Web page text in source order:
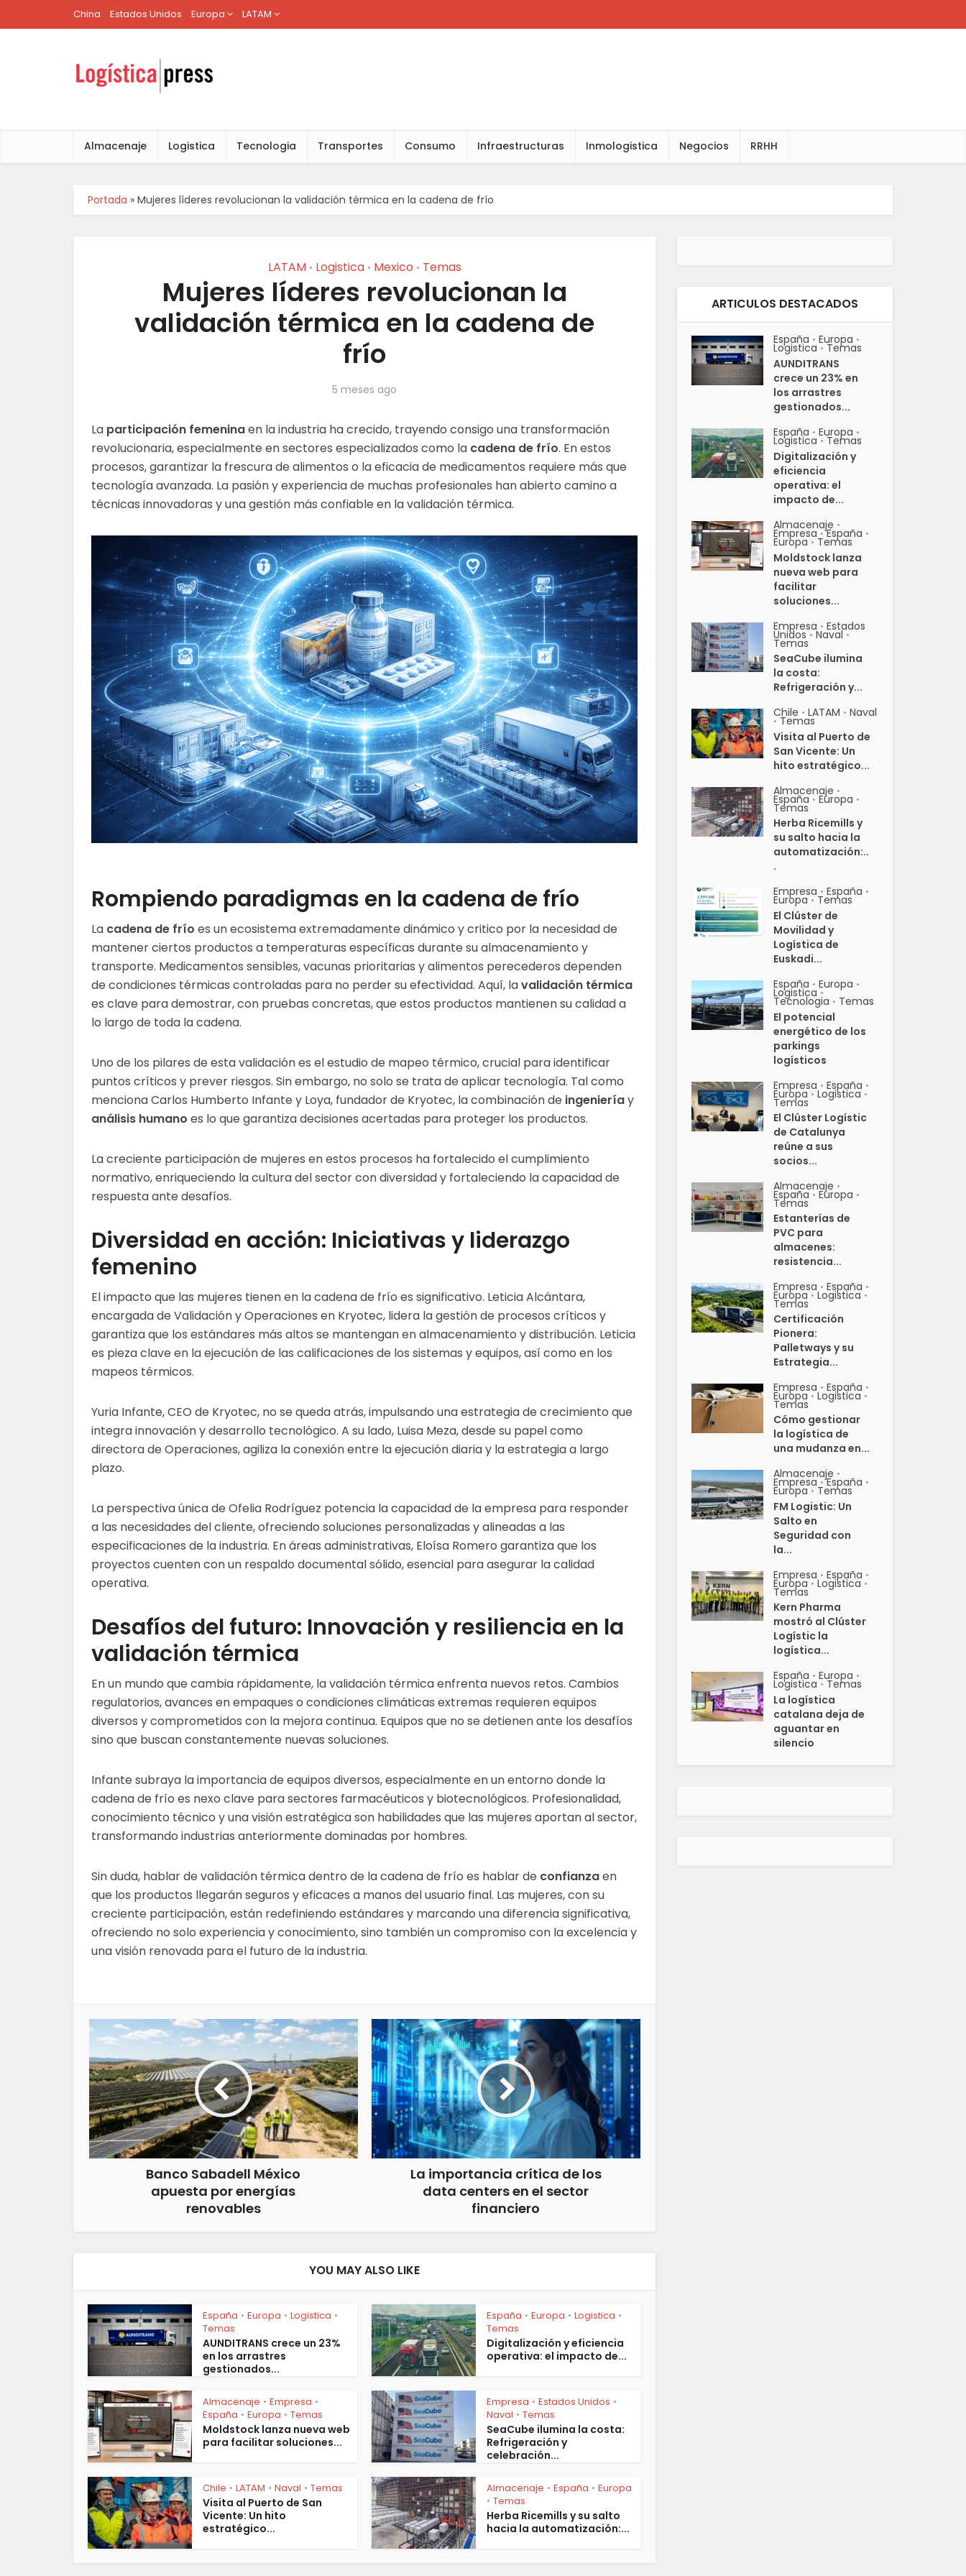
China Estados Unidos Europa LATAM
Almacenaje Logistica Tecnologia Transportes Consumo Infraestructuras Inmologistica Negocios RRHH
Portada » Mujeres líderes revolucionan la validación térmica en la cadena de frío
LATAM • Logistica • Mexico • Temas
Mujeres líderes revolucionan la
validación térmica en la cadena de
frío
5 meses ago
La participación femeninaen la industria ha crecido, trayendo consigo una transformación
revolucionaria, especialmente en sectores especializados como la cadena de frío. En estos
procesos, garantizar la frescura de alimentos o la eficacia de medicamentos requiere más que
tecnología avanzada. La pasión y experiencia de muchas profesionales han abierto camino a
técnicas innovadoras y una gestión más confiable en la validación térmica.
Rompiendo paradigmas en la cadena de frío
La cadena de frío es un ecosistema extremadamente dinámico y critico por la necesidad de
mantener ciertos productos a temperaturas específicas durante su almacenamiento y
transporte. Medicamentos sensibles, vacunas prioritarias y alimentos perecederos dependen
de condiciones térmicas controladas para no perder su efectividad. Aquí, lavalidación térmica
es clave para demostrar, con pruebas concretas, que estos productos mantienen su calidad a
lo largo de toda la cadena.
Uno de los pilares de esta validación es el estudio de mapeo térmico, crucial para identificar
puntos críticos y prever riesgos. Sin embargo, no solo se trata de aplicar tecnología. Tal como
menciona Carlos Humberto Infante y Loya, fundador de Kryotec, la combinación de ingenieríay
análisis humano es lo que garantiza decisiones acertadas para proteger los productos.
La creciente participación de mujeres en estos procesos ha fortalecido el cumplimiento
normativo, enriqueciendo la cultura del sector con diversidad y fortaleciendo la capacidad de
respuesta ante desafíos.
Diversidad en acción: Iniciativas y liderazgo
femenino
El impacto que las mujeres tienen en la cadena de frío es significativo. Leticia Alcántara,
encargada de Validación y Operaciones en Kryotec, lidera la gestión de procesos críticos y
garantiza que los estándares más altos se mantengan en almacenamiento y distribución. Leticia
es pieza clave en la ejecución de las calificaciones de los sistemas y equipos, así como en los
mapeos térmicos.
Yuria Infante, CEO de Kryotec, no se queda atrás, impulsando una estrategia de crecimiento que
integra innovación y desarrollo tecnológico. A su lado, Luisa Meza, desde su papel como
directora de Operaciones, agiliza la conexión entre la ejecución diaria y la estrategia a largo
plazo.
La perspectiva única de Ofelia Rodríguez potencia la capacidad de la empresa para responder
a las necesidades del cliente, ofreciendo soluciones personalizadas y alineadas a las
especificaciones de la industria. En áreas administrativas, Eloísa Romero garantiza que los
proyectos cuenten con un respaldo documental sólido, esencial para asegurar la calidad
operativa.
Desafíos del futuro: Innovación y resiliencia en la
validación térmica
En un mundo que cambia rápidamente, la validación térmica enfrenta nuevos retos. Cambios
regulatorios, avances en empaques o condiciones climáticas extremas requieren equipos
diversos y comprometidos con la mejora continua. Equipos que no se detienen ante los desafíos
sino que buscan constantemente nuevas soluciones.
Infante subraya la importancia de equipos diversos, especialmente en un entorno donde la
cadena de frío es nexo clave para sectores farmacéuticos y biotecnológicos. Profesionalidad,
conocimiento técnico y una visión estratégica son habilidades que las mujeres aportan al sector,
transformando industrias anteriormente dominadas por hombres.
Sin duda, hablar de validación térmica dentro de la cadena de frío es hablar de confianzaen
que los productos llegarán seguros y eficaces a manos del usuario final. Las mujeres, con su
creciente participación, están redefiniendo estándares y marcando una diferencia significativa,
ofreciendo no solo experiencia y conocimiento, sino también un compromiso con la excelencia y
una visión renovada para el futuro de la industria.
Banco Sabadell México
apuesta por energías
renovables
La importancia crítica de los
data centers en el sector
financiero
YOU MAY ALSO LIKE
España • Europa • Logistica •
Temas
AUNDITRANS crece un 23%
en los arrastres
gestionados...
España • Europa • Logistica •
Temas
Digitalización y eficiencia
operativa: el impacto de...
Almacenaje • Empresa •
España • Europa • Temas
Moldstock lanza nueva web
para facilitar soluciones...
Empresa • Estados Unidos •
Naval • Temas
SeaCube ilumina la costa:
Refrigeración y
celebración...
Chile • LATAM • Naval • Temas
Visita al Puerto de San
Vicente: Un hito
estratégico...
Almacenaje • España • Europa
• Temas
Herba Ricemills y su salto
hacia la automatización:...
ARTICULOS DESTACADOS
España • Europa •
Logistica • Temas
AUNDITRANS
crece un 23% en
los arrastres
gestionados...
España • Europa •
Logistica • Temas
Digitalización y
eficiencia
operativa: el
impacto de...
Almacenaje •
Empresa • España •
Europa • Temas
Moldstock lanza
nueva web para
facilitar
soluciones...
Empresa • Estados
Unidos • Naval •
Temas
SeaCube ilumina
la costa:
Refrigeración y...
Chile • LATAM • Naval
• Temas
Visita al Puerto de
San Vicente: Un
hito estratégico...
Almacenaje •
España • Europa •
Temas
Herba Ricemills y
su salto hacia la
automatización:..
.
Empresa • España •
Europa • Temas
El Clúster de
Movilidad y
Logística de
Euskadi...
España • Europa •
Logistica •
Tecnologia • Temas
El potencial
energético de los
parkings
logísticos
Empresa • España •
Europa • Logistica •
Temas
El Clúster Logístic
de Catalunya
reúne a sus
socios...
Almacenaje •
España • Europa •
Temas
Estanterías de
PVC para
almacenes:
resistencia...
Empresa • España •
Europa • Logistica •
Temas
Certificación
Pionera:
Palletways y su
Estrategia...
Empresa • España •
Europa • Logistica •
Temas
Cómo gestionar
la logística de
una mudanza en...
Almacenaje •
Empresa • España •
Europa • Temas
FM Logistic: Un
Salto en
Seguridad con
la...
Empresa • España •
Europa • Logistica •
Temas
Kern Pharma
mostró al Clúster
Logístic la
logística...
España • Europa •
Logistica • Temas
La logística
catalana deja de
aguantar en
silencio